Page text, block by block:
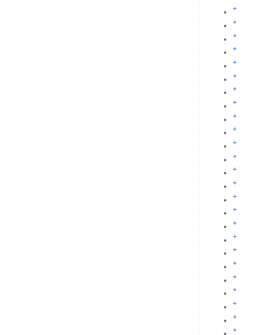
+
+
+
+
+
+
+
+
+
+
+
+
+
+
+
+
+
+
+
+
+
+
+
+
+